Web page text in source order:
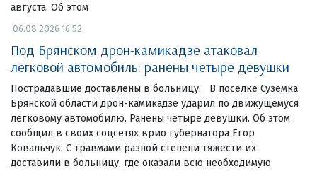
августа. Об этом
06.08.2026 16:52
Под Брянском дрон-камикадзе атаковал
легковой автомобиль: ранены четыре девушки
Пострадавшие доставлены в больницу. В поселке Суземка
Брянской области дрон-камикадзе ударил по движущемуся
легковому автомобилю. Ранены четыре девушки. Об этом
сообщил в своих соцсетях врио губернатора Егор
Ковальчук. С травмами разной степени тяжести их
доставили в больницу, где оказали всю необходимую